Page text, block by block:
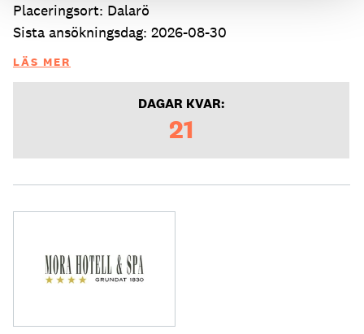
Placeringsort: Dalarö
Sista ansökningsdag: 2026-08-30
LÄS MER
DAGAR KVAR:
21